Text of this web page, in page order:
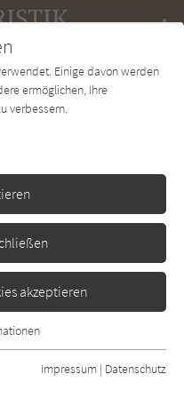
Newsletter
Angaben
Einige davon werden
ermöglichen, Ihre
verbessern.
akzeptieren
Funktionen der
dass die Webseite
Impressum | Datenschutz